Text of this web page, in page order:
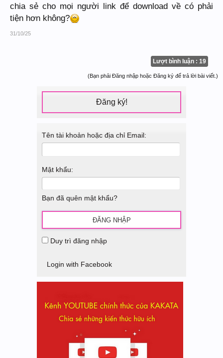
chia sẻ cho mọi người link để download về có phải
tiện hơn không?
31/10/25
Lượt bình luận : 19
(Bạn phải Đăng nhập hoặc Đăng ký để trả lời bài viết.)
Đăng ký!
Tên tài khoản hoặc địa chỉ Email:
Mật khẩu:
Bạn đã quên mật khẩu?
Duy trì đăng nhập
Login with Facebook